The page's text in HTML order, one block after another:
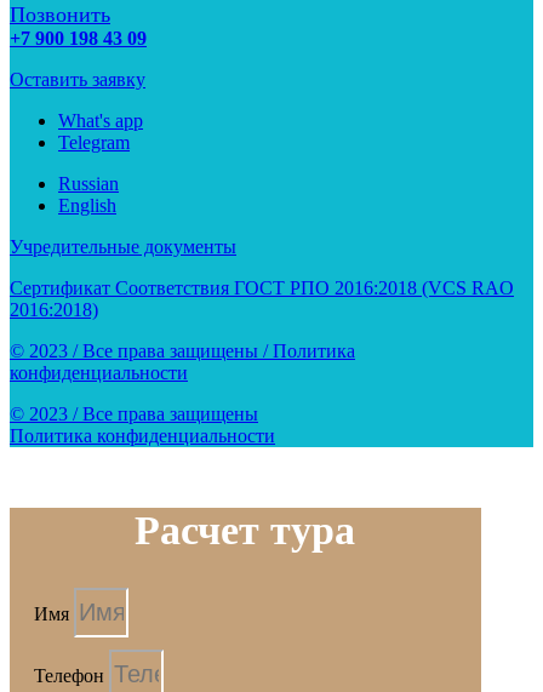
Позвонить
+7 900 198 43 09
Оставить заявку
What's app
Telegram
Russian
English
Учредительные документы
Сертификат Соответствия ГОСТ РПО 2016:2018 (VCS RAO
2016:2018)
© 2023 / Все права защищены / Политика
конфиденциальности
© 2023 / Все права защищены
Политика конфиденциальности
Расчет тура
Имя
Телефон